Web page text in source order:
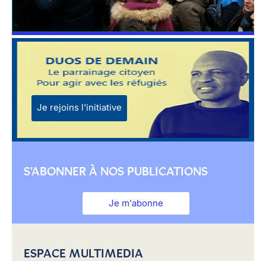
Je rejoins l'initiative
S'ABONNER À NOS PUBLICATIONS
Je m'abonne
ESPACE MULTIMEDIA